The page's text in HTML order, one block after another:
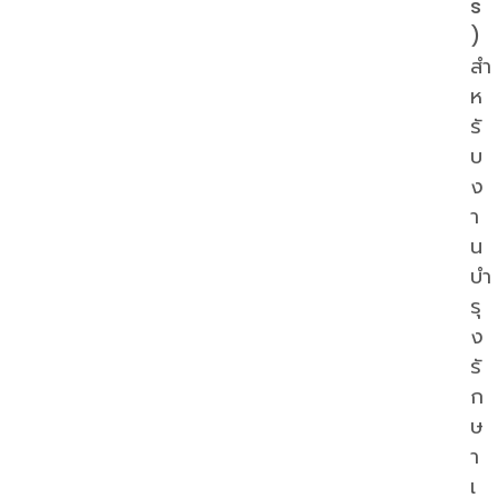
s
)
สำ
ห
รั
บ
ง
า
น
บำ
รุ
ง
รั
ก
ษ
า
เ